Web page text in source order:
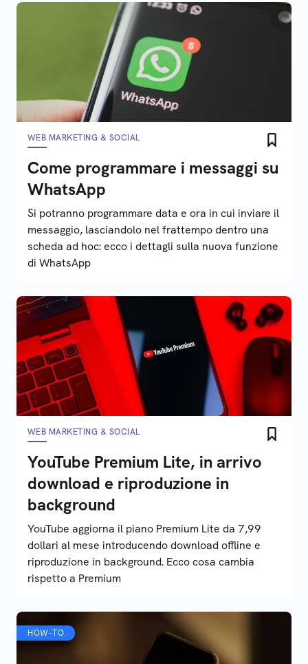
WEB MARKETING & SOCIAL
Come programmare i messaggi su
WhatsApp
Si potranno programmare data e ora in cui inviare il
messaggio, lasciandolo nel frattempo dentro una
scheda ad hoc: ecco i dettagli sulla nuova funzione
di WhatsApp
WEB MARKETING & SOCIAL
YouTube Premium Lite, in arrivo
download e riproduzione in
background
YouTube aggiorna il piano Premium Lite da 7,99
dollari al mese introducendo download offline e
riproduzione in background. Ecco cosa cambia
rispetto a Premium
HOW-TO